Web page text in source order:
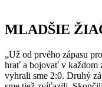
MLADŠIE
„Už od prvého zápasu
hrať a bojovať v každom
vyhrali sme 2:0. Druhý